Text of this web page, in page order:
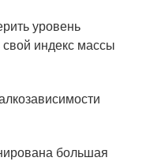
уровень
свой индекс массы
большая